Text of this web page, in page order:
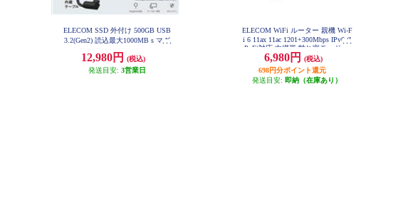
ELECOM SSD 外付け 500GB USB
3.2(Gen2) 読込最大1000MB s マグ
ポータブル ブラック ESD-EPB050
0GBK
12,980円
(税込)
発送目安: 3営業日
ELECOM WiFi ルーター 親機 Wi-F
i 6 11ax 11ac 1201+300Mbps IPv6 (I
PoE)対応 中継器 離れ家モード ブ
ラック WRC-X1500GS2-B
6,980円
(税込)
698円分ポイント還元
発送目安: 即納（在庫あり）